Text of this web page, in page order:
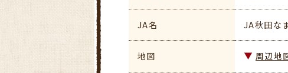
JA名 JA秋田な
地図 周辺地